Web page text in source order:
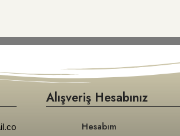
Alışveriş Hesabınız
Hesabım